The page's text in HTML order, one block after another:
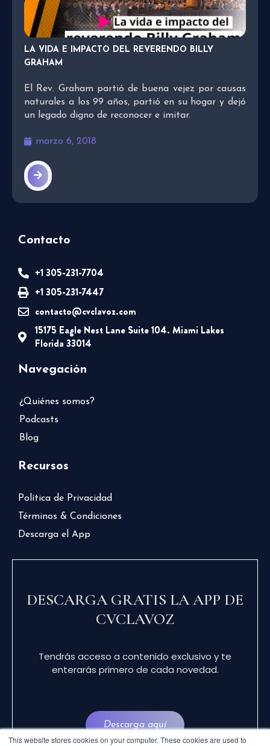
This website stores cookies on your computer. These cookies are used to
LA VIDA E IMPACTO DEL REVERENDO BILLY
GRAHAM
El Rev. Graham partió de buena vejez por causas
naturales a los 99 años, partió en su hogar y dejó
un legado digno de reconocer e imitar.
marzo 6, 2018
Contacto
+1 305-231-7704
+1 305-231-7447
contacto@cvclavoz.com
15175 Eagle Nest Lane Suite 104. Miami Lakes
Florida 33014
Navegación
¿Quiénes somos?
Podcasts
Blog
Recursos
Política de Privacidad
Términos & Condiciones
Descarga el App
DESCARGA GRATIS LA APP DE
CVCLAVOZ
Tendrás acceso a contenido exclusivo y te
enterarás primero de cada novedad.
Descarga aquí